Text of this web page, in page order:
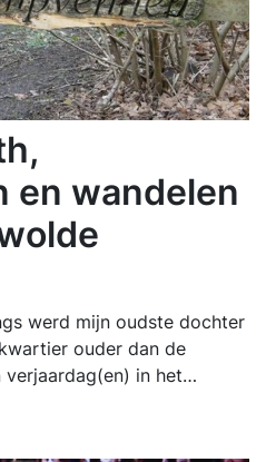
en wandelen
werd mijn oudste dochter
ouder dan de
verjaardag(en) in het…